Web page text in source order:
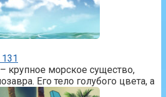
крупное морское существо,
Его тело голубого цвета, а